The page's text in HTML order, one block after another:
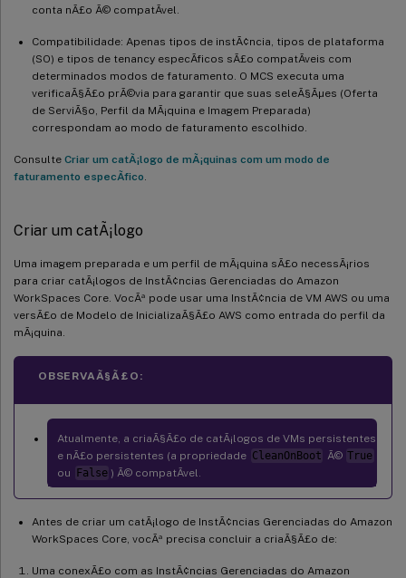
conta nÃ£o Ã© compatÃ­vel.
Compatibilidade: Apenas tipos de instÃ¢ncia, tipos de plataforma
(SO) e tipos de tenancy especÃ­ficos sÃ£o compatÃ­veis com
determinados modos de faturamento. O MCS executa uma
verificaÃ§Ã£o prÃ©via para garantir que suas seleÃ§Ãµes (Oferta
de ServiÃ§o, Perfil da MÃ¡quina e Imagem Preparada)
correspondam ao modo de faturamento escolhido.
Consulte Criar um catÃ¡logo de mÃ¡quinas com um modo de
faturamento especÃ­fico
Criar um catÃ¡logo
Uma imagem preparada e um perfil de mÃ¡quina sÃ£o necessÃ¡rios
para criar catÃ¡logos de InstÃ¢ncias Gerenciadas do Amazon
WorkSpaces Core. VocÃª pode usar uma InstÃ¢ncia de VM AWS ou uma
versÃ£o de Modelo de InicializaÃ§Ã£o AWS como entrada do perfil da
mÃ¡quina.
OBSERVAÃ§Ã£O:
Atualmente, a criaÃ§Ã£o de catÃ¡logos de VMs persistentes
e nÃ£o persistentes (a propriedade CleanOnBoot Ã© True
ou False ) Ã© compatÃ­vel.
Antes de criar um catÃ¡logo de InstÃ¢ncias Gerenciadas do Amazon
WorkSpaces Core, vocÃª precisa concluir a criaÃ§Ã£o de:
Uma conexÃ£o com as InstÃ¢ncias Gerenciadas do Amazon